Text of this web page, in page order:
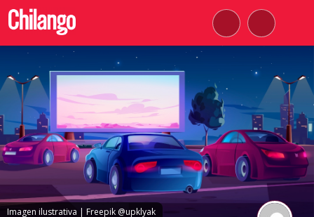
Imagen ilustrativa | Freepik @upklyak